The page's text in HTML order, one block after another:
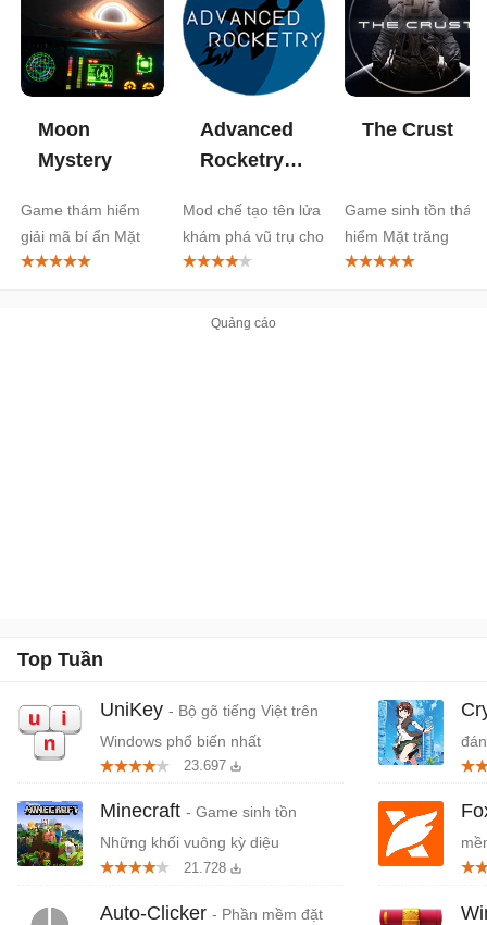
Moon
Mystery
Game thám hiểm
giải mã bí ẩn Mặt
trăng
Advanced
Rocketry
Mod chế tạo tên lửa
khám phá vũ trụ cho
Minecraft
The Crust
Game sinh tồn thám
hiểm Mặt trăng
Top Tuần
UniKey - Bộ gõ tiếng Việt trên
Windows phổ biến nhất
23.697
Minecraft - Game sinh tồn
Những khối vuông kỳ diệu
21.728
Auto-Clicker - Phần mềm đặt